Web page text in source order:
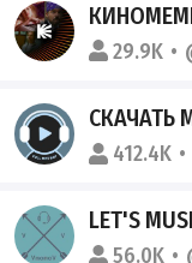
29.9K
СКАЧАТЬ
412.4K
LET'S
56.0K